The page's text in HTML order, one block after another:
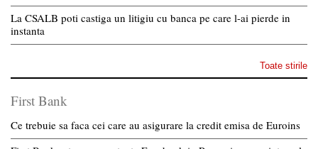
La CSALB poti castiga un litigiu cu banca pe care l-ai pierde in
instanta
Toate stirile
First Bank
Ce trebuie sa faca cei care au asigurare la credit emisa de Euroins